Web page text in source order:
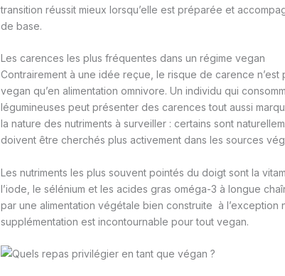
transition réussit mieux lorsqu’elle est préparée et
de base.
Les carences les plus fréquentes dans un régime vegan
Contrairement à une idée reçue, le risque de carence
vegan qu’en alimentation omnivore. Un individu qui
légumineuses peut présenter des carences tout aussi
la nature des nutriments à surveiller : certains sont
doivent être cherchés plus activement dans les sources
Les nutriments les plus souvent pointés du doigt sont la
l’iode, le sélénium et les acides gras oméga-3 à longue
par une alimentation végétale bien construite à l’exception
supplémentation est incontournable pour tout vegan.